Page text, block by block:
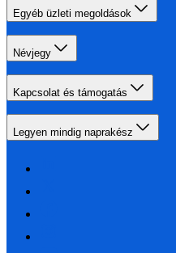
Egyéb üzleti megoldások
Névjegy
Kapcsolat és támogatás
Legyen mindig naprakész